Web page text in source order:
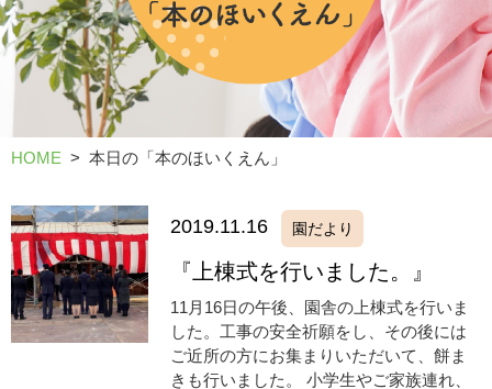
HOME 本日の「本のほいくえん」
2019.11.16 園だより
『上棟式を行いました。』
11月16日の午後、園舎の上棟式を行いま
した。工事の安全祈願をし、その後には
ご近所の方にお集まりいただいて、餅ま
きも行いました。 小学生やご家族連れ、